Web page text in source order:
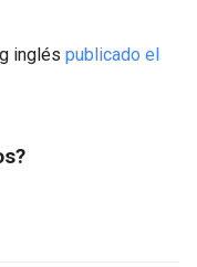
inglés publicado el